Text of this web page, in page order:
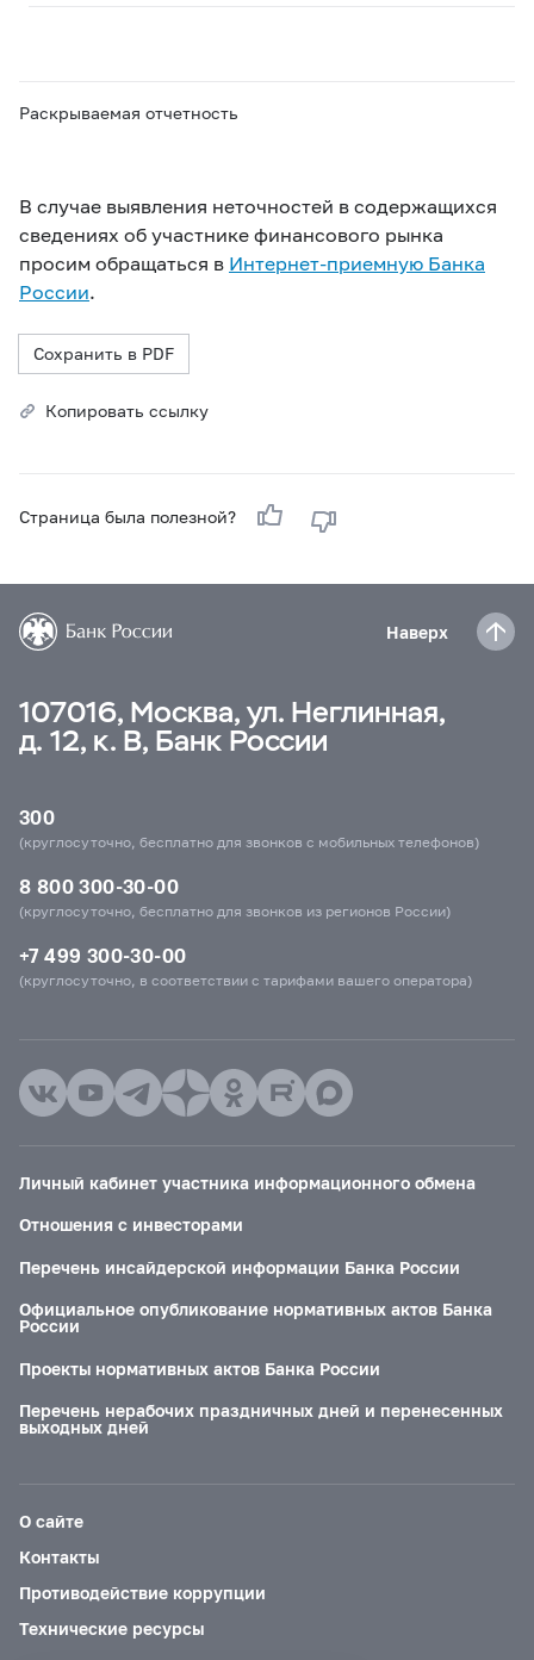
Раскрываемая отчетность
В случае выявления неточностей в содержащихся
сведениях об участнике финансового рынка
просим обращаться в Интернет-приемную Банка
России.
Сохранить в PDF
Копировать ссылку
Страница была полезной?
Наверх
107016, Москва, ул. Неглинная,
д. 12, к. В, Банк России
300
(круглосуточно, бесплатно для звонков с мобильных телефонов)
8 800 300-30-00
(круглосуточно, бесплатно для звонков из регионов России)
+7 499 300-30-00
(круглосуточно, в соответствии с тарифами вашего оператора)
Личный кабинет участника информационного обмена
Отношения с инвесторами
Перечень инсайдерской информации Банка России
Официальное опубликование нормативных актов Банка
России
Проекты нормативных актов Банка России
Перечень нерабочих праздничных дней и перенесенных
выходных дней
О сайте
Контакты
Противодействие коррупции
Технические ресурсы